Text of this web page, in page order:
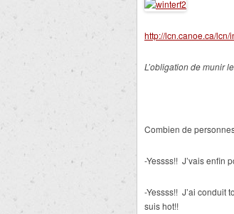
http://lcn.canoe.ca/
L’obligation de munir
Combien de
-Yessss!! J’vais enfin
-Yessss!! J’ai conduit
suis hot!!